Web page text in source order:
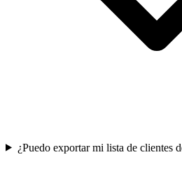
¿Puedo exportar mi lista de clientes